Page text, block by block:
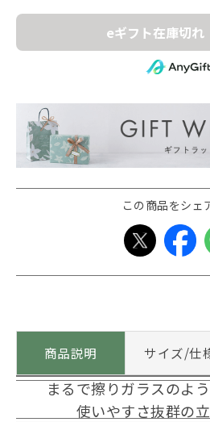
eギフト在庫切れ
この商品をシェ
商品説明 サイズ/仕
まるで擦りガラスのよ
使いやすさ抜群の